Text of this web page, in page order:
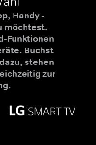
Handy -
möchtest.
Funktionen
Buchst
stehen
zur